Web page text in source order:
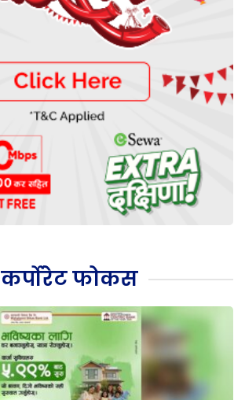
कर्पोरेट फोकस